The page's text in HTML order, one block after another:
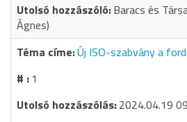
Baracs és
Ágnes)
Új ISO-szabvány a
1
2024.04.19